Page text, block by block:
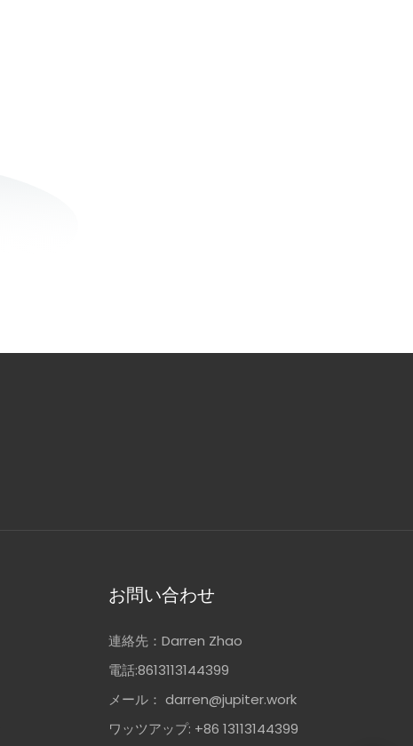
お問い合わせ
連絡先：Darren Zhao
電話:8613113144399
メール： darren@jupiter.work
ワッツアップ: +86 13113144399